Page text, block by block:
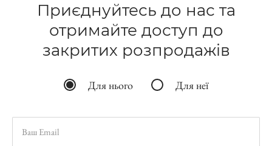
Приєднуйтесь до нас та
отримайте доступ до
закритих розпродажів
Для нього Для неї